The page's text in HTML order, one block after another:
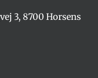
3, 8700 Horsens